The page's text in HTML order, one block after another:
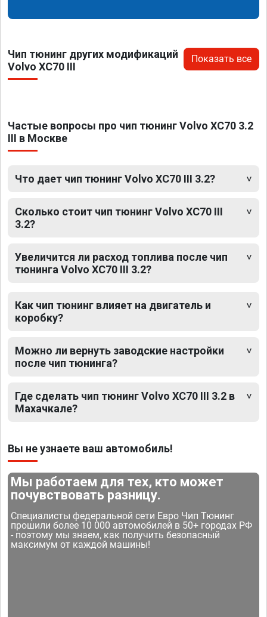
Чип тюнинг других модификаций
Volvo XC70 III
Показать все
Частые вопросы про чип тюнинг Volvo XC70 3.2
III в Москве
Что дает чип тюнинг Volvo XC70 III 3.2?
Сколько стоит чип тюнинг Volvo XC70 III
3.2?
Увеличится ли расход топлива после чип
тюнинга Volvo XC70 III 3.2?
Как чип тюнинг влияет на двигатель и
коробку?
Можно ли вернуть заводские настройки
после чип тюнинга?
Где сделать чип тюнинг Volvo XC70 III 3.2 в
Махачкале?
Вы не узнаете ваш автомобиль!
Мы работаем для тех, кто может
почувствовать разницу.
Специалисты федеральной сети Евро Чип Тюнинг
прошили более 10 000 автомобилей в 50+ городах РФ
- поэтому мы знаем, как получить безопасный
максимум от каждой машины!